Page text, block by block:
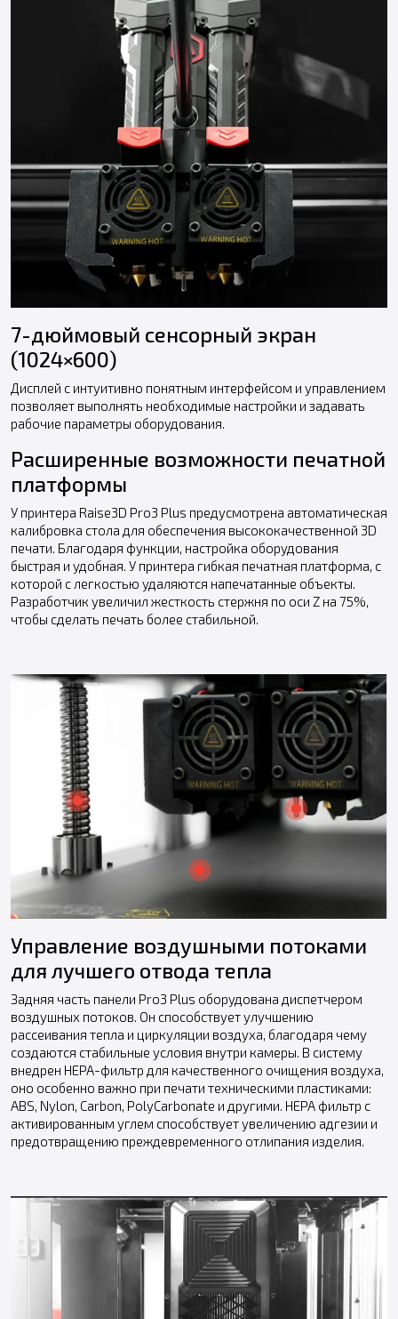
7-дюймовый сенсорный экран
(1024×600)
Дисплей с интуитивно понятным интерфейсом и управлением
позволяет выполнять необходимые настройки и задавать
рабочие параметры оборудования.
Расширенные возможности печатной
платформы
У принтера Raise3D Pro3 Plus предусмотрена автоматическая
калибровка стола для обеспечения высококачественной 3D
печати. Благодаря функции, настройка оборудования
быстрая и удобная. У принтера гибкая печатная платформа, с
которой с легкостью удаляются напечатанные объекты.
Разработчик увеличил жесткость стержня по оси Z на 75%,
чтобы сделать печать более стабильной.
Управление воздушными потоками
для лучшего отвода тепла
Задняя часть панели Pro3 Plus оборудована диспетчером
воздушных потоков. Он способствует улучшению
рассеивания тепла и циркуляции воздуха, благодаря чему
создаются стабильные условия внутри камеры. В систему
внедрен HEPA-фильтр для качественного очищения воздуха,
оно особенно важно при печати техническими пластиками:
ABS, Nylon, Carbon, PolyCarbonate и другими. HEPA фильтр с
активированным углем способствует увеличению адгезии и
предотвращению преждевременного отлипания изделия.